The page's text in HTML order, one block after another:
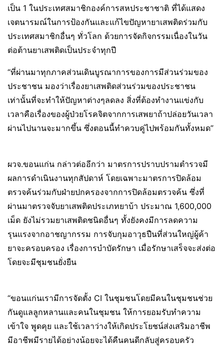
เป็น 1 ในประเทศสมาชิกองค์การสหประชาชาติ ที่ได้แสดง
เจตนารมณ์ในการป้องกันและแก้ไขปัญหายาเสพติดร่วมกับ
ประเทศสมาชิกอื่นๆ ทั่วโลก ด้วยการจัดกิจกรรมเนื่องในวัน
ต่อต้านยาเสพติดเป็นประจำทุกปี
“ที่ผ่านมาทุกภาคส่วนเดินบูรณาการของการมีส่วนร่วมของ
ประชาชน มองว่าเรื่องยาเสพติดส่วนร่วมของประชาชน
เท่านั้นที่จะทำให้ปัญหาต่างๆลดลง สิ่งที่ต้องทำงานแข่งกับ
เวลาคือเรื่องของผู้ป่วยโรคจิตจากการเสพยาถ้าปล่อยวันเวลา
ผ่านไปนานจะมากขึ้น ซึ่งตอนนี้ทำควบคู่ไปพร้อมกันทั้งหมด”
ผวจ.ขอนแก่น กล่าวต่ออีกว่า มาตรการปราบปรามตำรวจมี
ผลการดำเนินงานทุกสัปดาห์ โดยเฉพาะมาตรการปิดล้อม
ตรวจค้นร่วมกับฝ่ายปกครองจากการปิดล้อมตรวจค้น ซึ่งที่
ผ่านมาตรวจจับยาเสพติดประเภทยาบ้า ประมาณ 1,600,000
เม็ด ยังไม่รวมยาเสพติดชนิดอื่นๆ ทั้งยังคงมีการลดความ
รุนแรงจากอาชญากรรม การจับกุมอาวุธปืนที่ส่วนใหญ่ผู้ค้า
ยาจะครอบครอง เรื่องการบำบัดรักษา เมื่อรักษาเสร็จจะส่งต่อ
โดยจะมีชุมชนยั่งยืน
“ขอนแก่นเรามีการจัดตั้ง CI ในชุมชนโดยมีคนในชุมชนช่วย
กันดูแลลูกหลานและคนในชุมชน ให้การยอมรับทำความ
เข้าใจ พูดคุย และใช้เวลาว่างให้เกิดประโยชน์ส่งเสริมอาชีพ
มีอาชีพมีรายได้อย่างน้อยจะได้คืนคนดีกลับสู่ครอบครัว